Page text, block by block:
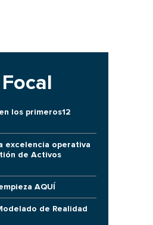
los primeros12
excelencia operativa
de Activos
AQUÍ
de Realidad